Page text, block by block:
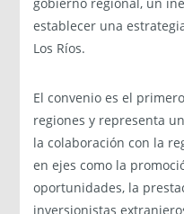
establecer una
Los Ríos.
El convenio es el
regiones y representa
la colaboración con la
en ejes como la
oportunidades, la
inversionistas